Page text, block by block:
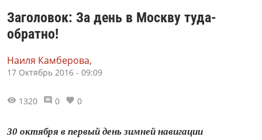
Заголовок: За день в Москву туда-
обратно!
Наиля Камберова,
17 Октябрь 2016 - 09:09
1320 0 0
30 октября в первый день зимней навигации